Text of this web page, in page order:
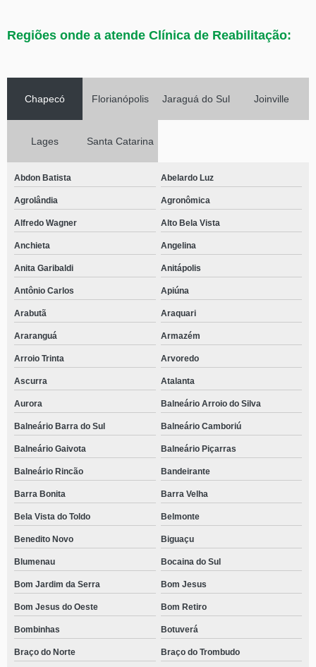
Regiões onde a atende Clínica de Reabilitação:
Chapecó Florianópolis Jaraguá do Sul Joinville
Lages Santa Catarina
Abdon Batista Abelardo Luz
Agrolândia Agronômica
Alfredo Wagner Alto Bela Vista
Anchieta Angelina
Anita Garibaldi Anitápolis
Antônio Carlos Apiúna
Arabutã Araquari
Araranguá Armazém
Arroio Trinta Arvoredo
Ascurra Atalanta
Aurora Balneário Arroio do Silva
Balneário Barra do Sul Balneário Camboriú
Balneário Gaivota Balneário Piçarras
Balneário Rincão Bandeirante
Barra Bonita Barra Velha
Bela Vista do Toldo Belmonte
Benedito Novo Biguaçu
Blumenau Bocaina do Sul
Bom Jardim da Serra Bom Jesus
Bom Jesus do Oeste Bom Retiro
Bombinhas Botuverá
Braço do Norte Braço do Trombudo